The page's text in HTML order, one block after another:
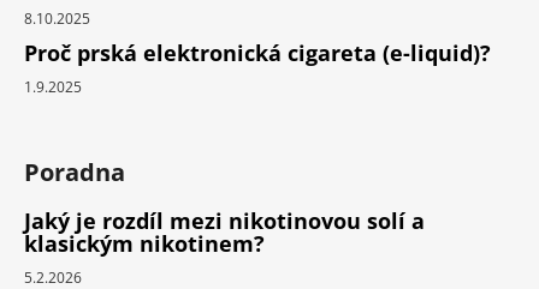
8.10.2025
Proč prská elektronická cigareta (e-liquid)?
1.9.2025
Poradna
Jaký je rozdíl mezi nikotinovou solí a
klasickým nikotinem?
5.2.2026